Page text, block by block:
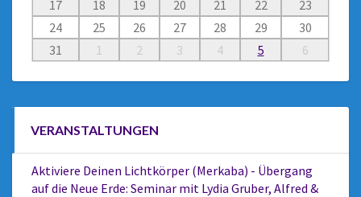
17
18 19 20 21 22
23
24
25 26 27 28 29
30
31
1 2 3 4 5 6
VERANSTALTUNGEN
Aktiviere Deinen Lichtkörper (Merkaba) - Übergang
auf die Neue Erde: Seminar mit Lydia Gruber, Alfred &